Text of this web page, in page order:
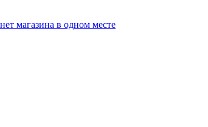
магазина в одном месте